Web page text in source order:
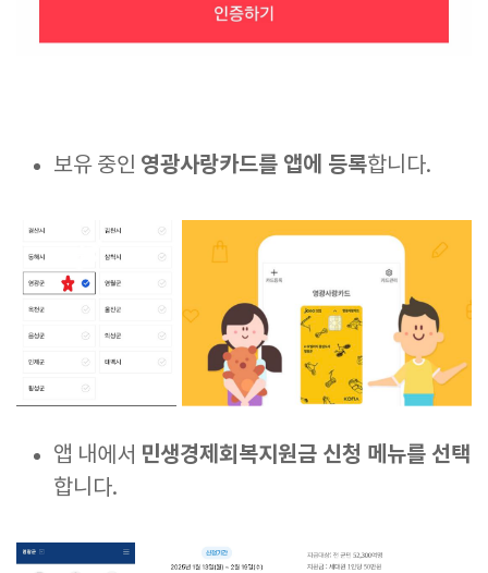
보유 중인 영광사랑카드를 앱에 등록합니다.
앱 내에서 민생경제회복지원금 신청 메뉴를 선택
합니다.